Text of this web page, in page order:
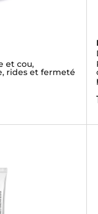
et cou,
rides et fermeté